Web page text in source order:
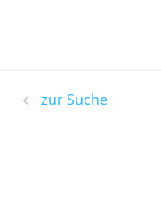
zur Suche